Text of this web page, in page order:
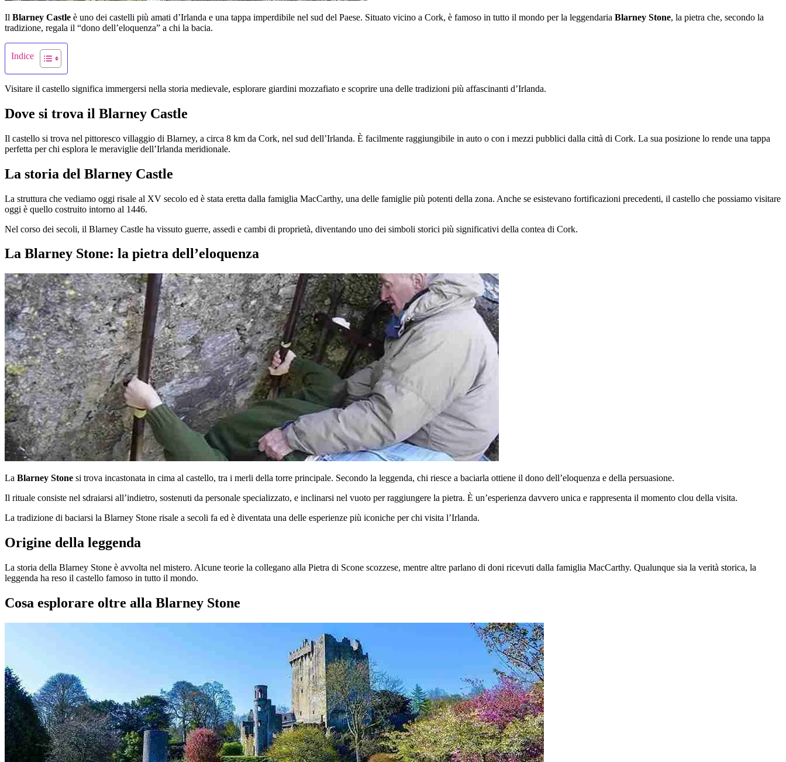
Il Blarney Castle è uno dei castelli più amati d’Irlanda e una tappa imperdibile nel sud del Paese. Situato vicino a Cork, è famoso in tutto il mondo per la leggendaria Blarney Stone, la pietra che, secondo la
tradizione, regala il “dono dell’eloquenza” a chi la bacia.
Indice
Visitare il castello significa immergersi nella storia medievale, esplorare giardini mozzafiato e scoprire una delle tradizioni più affascinanti d’Irlanda.
Dove si trova il Blarney Castle
Il castello si trova nel pittoresco villaggio di Blarney, a circa 8 km da Cork, nel sud dell’Irlanda. È facilmente raggiungibile in auto o con i mezzi pubblici dalla città di Cork. La sua posizione lo rende una tappa
perfetta per chi esplora le meraviglie dell’Irlanda meridionale.
La storia del Blarney Castle
La struttura che vediamo oggi risale al XV secolo ed è stata eretta dalla famiglia MacCarthy, una delle famiglie più potenti della zona. Anche se esistevano fortificazioni precedenti, il castello che possiamo visitare
oggi è quello costruito intorno al 1446.
Nel corso dei secoli, il Blarney Castle ha vissuto guerre, assedi e cambi di proprietà, diventando uno dei simboli storici più significativi della contea di Cork.
La Blarney Stone: la pietra dell’eloquenza
La Blarney Stone si trova incastonata in cima al castello, tra i merli della torre principale. Secondo la leggenda, chi riesce a baciarla ottiene il dono dell’eloquenza e della persuasione.
Il rituale consiste nel sdraiarsi all’indietro, sostenuti da personale specializzato, e inclinarsi nel vuoto per raggiungere la pietra. È un’esperienza davvero unica e rappresenta il momento clou della visita.
La tradizione di baciarsi la Blarney Stone risale a secoli fa ed è diventata una delle esperienze più iconiche per chi visita l’Irlanda.
Origine della leggenda
La storia della Blarney Stone è avvolta nel mistero. Alcune teorie la collegano alla Pietra di Scone scozzese, mentre altre parlano di doni ricevuti dalla famiglia MacCarthy. Qualunque sia la verità storica, la
leggenda ha reso il castello famoso in tutto il mondo.
Cosa esplorare oltre alla Blarney Stone